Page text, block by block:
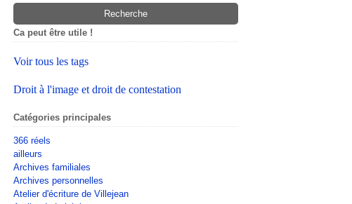
Ca peut être utile !
Voir tous les tags
Droit à l'image et droit de contestation
Catégories principales
366 réels
ailleurs
Archives familiales
Archives personnelles
Atelier d'écriture de Villejean